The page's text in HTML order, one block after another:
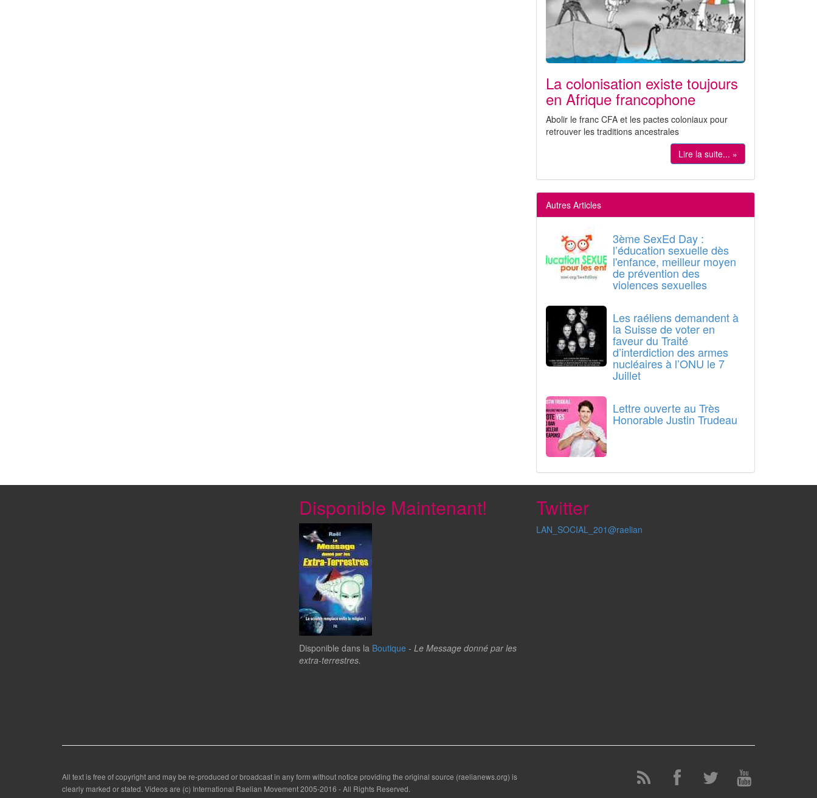
La colonisation existe toujours
en Afrique francophone
Abolir le franc CFA et les pactes coloniaux pour
retrouver les traditions ancestrales
Lire la suite... »
Autres Articles
3ème SexEd Day :
l’éducation sexuelle dès
l'enfance, meilleur moyen
de prévention des
violences sexuelles
Les raéliens demandent à
la Suisse de voter en
faveur du Traité
d’interdiction des armes
nucléaires à l’ONU le 7
Juillet
Lettre ouverte au Très
Honorable Justin Trudeau
Disponible Maintenant!
Disponible dans la Boutique - Le Message donné par les
extra-terrestres.
Twitter
LAN_SOCIAL_201@raelian
All text is free of copyright and may be re-produced or broadcast in any form without notice providing the original source (raelianews.org) is
clearly marked or stated. Videos are (c) International Raelian Movement 2005-2016 - All Rights Reserved.